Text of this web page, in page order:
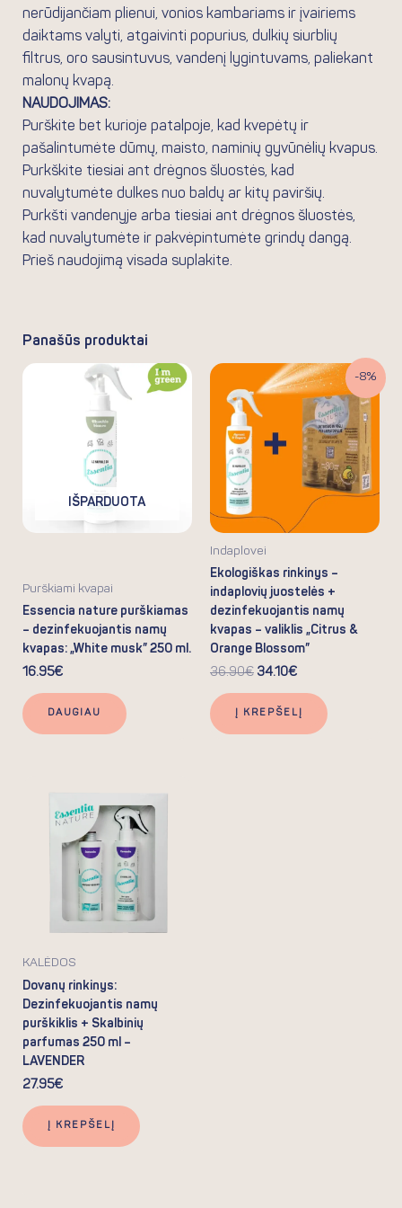
nerūdijančiam plienui, vonios kambariams ir įvairiems
daiktams valyti, atgaivinti popurius, dulkių siurblių
filtrus, oro sausintuvus, vandenį lygintuvams, paliekant
malonų kvapą.
NAUDOJIMAS:
Purškite bet kurioje patalpoje, kad kvepėtų ir
pašalintumėte dūmų, maisto, naminių gyvūnėlių kvapus.
Purkškite tiesiai ant drėgnos šluostės, kad
nuvalytumėte dulkes nuo baldų ar kitų paviršių.
Purkšti vandenyje arba tiesiai ant drėgnos šluostės,
kad nuvalytumėte ir pakvėpintumėte grindų dangą.
Prieš naudojimą visada suplakite.
Panašūs produktai
IŠPARDUOTA
Purškiami kvapai
Essencia nature purškiamas
– dezinfekuojantis namų
kvapas: „White musk” 250 ml.
16.95€
DAUGIAU
-8%
Indaplovei
Ekologiškas rinkinys –
indaplovių juostelės +
dezinfekuojantis namų
kvapas – valiklis „Citrus &
Orange Blossom”
36.90€
Original
price
was:
36.90€.
34.10€
Current
price
is:
34.10€.
Į KREPŠELĮ
KALĖDOS
Dovanų rinkinys:
Dezinfekuojantis namų
purškiklis + Skalbinių
parfumas 250 ml –
LAVENDER
27.95€
Į KREPŠELĮ